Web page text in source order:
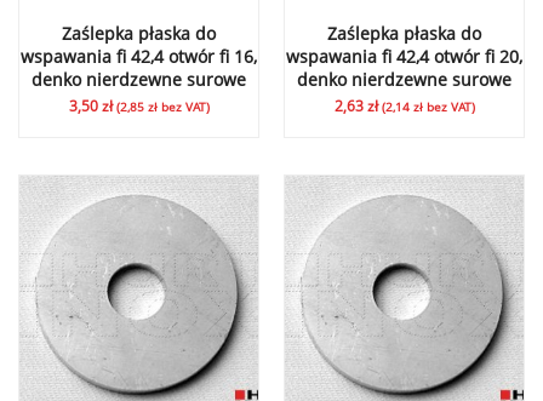
Zaślepka płaska do
wspawania fi 42,4 otwór fi 16,
denko nierdzewne surowe
3,50zł (2,85 złbez VAT)
Zaślepka płaska do
wspawania fi 42,4 otwór fi 20,
denko nierdzewne surowe
2,63zł (2,14 złbez VAT)